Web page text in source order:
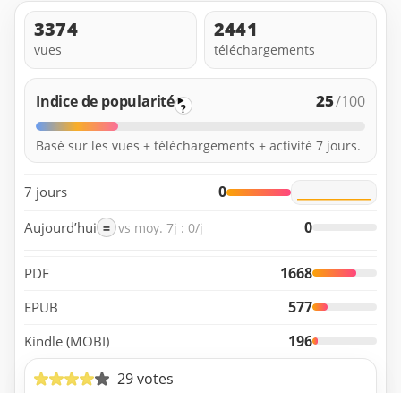
3374
vues
2441
téléchargements
Indice de popularité ? 25/100
Basé sur les vues + téléchargements + activité 7 jours.
7 jours 0
Aujourd’hui = vs moy. 7j : 0/j 0
PDF 1668
EPUB 577
Kindle (MOBI)
196
29 votes